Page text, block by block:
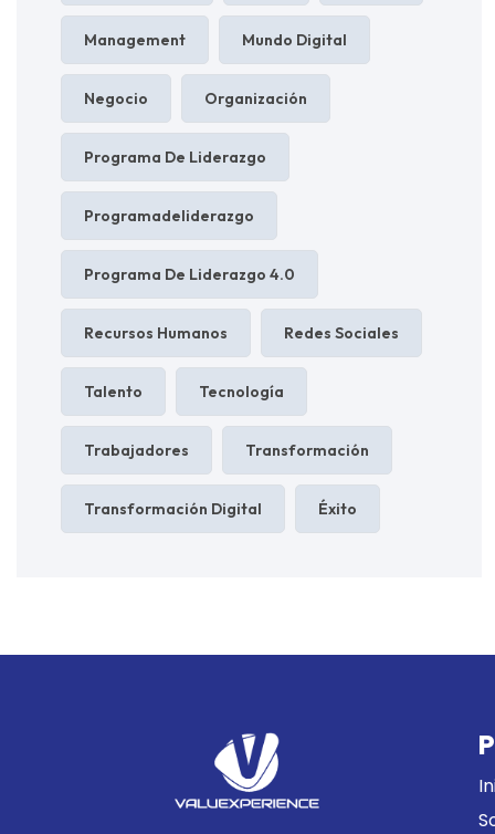
Management Mundo Digital
Negocio Organización
Programa De Liderazgo
Programadeliderazgo
Programa De Liderazgo 4.0
Recursos Humanos Redes Sociales
Talento Tecnología
Trabajadores Transformación
Transformación Digital Éxito